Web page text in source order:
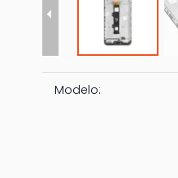
Modelo: